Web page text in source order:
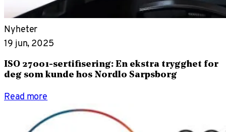
Nyheter
19 jun, 2025
ISO 27001-sertifisering: En ekstra trygghet for
deg som kunde hos Nordlo Sarpsborg
Read more